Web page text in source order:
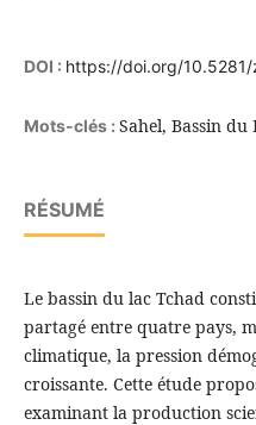
DOI : https://doi.org/
Mots-clés : Sahel, Bassin
RÉSUMÉ
Le bassin du lac Tchad
partagé entre quatre pays,
climatique, la pression
croissante. Cette étude
examinant la production